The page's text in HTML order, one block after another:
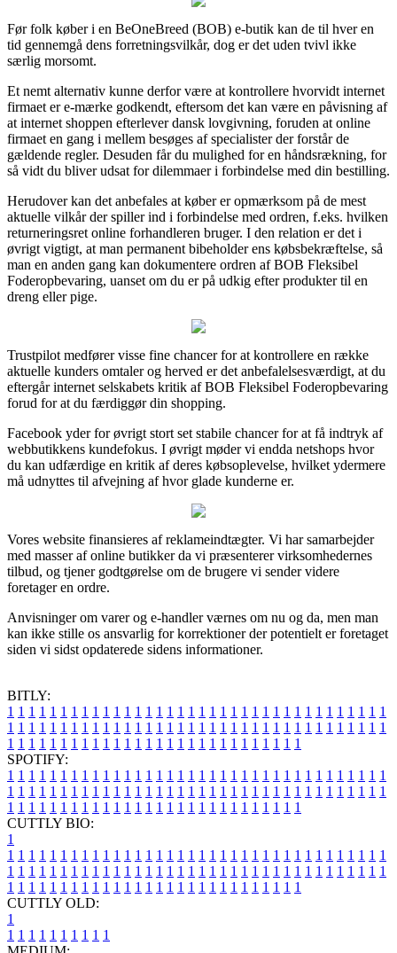
Før folk køber i en BeOneBreed (BOB) e-butik kan de til hver en
tid gennemgå dens forretningsvilkår, dog er det uden tvivl ikke
særlig morsomt.
Et nemt alternativ kunne derfor være at kontrollere hvorvidt internet
firmaet er e-mærke godkendt, eftersom det kan være en påvisning af
at internet shoppen efterlever dansk lovgivning, foruden at online
firmaet en gang i mellem besøges af specialister der forstår de
gældende regler. Desuden får du mulighed for en håndsrækning, for
så vidt du bliver udsat for dilemmaer i forbindelse med din bestilling.
Herudover kan det anbefales at køber er opmærksom på de mest
aktuelle vilkår der spiller ind i forbindelse med ordren, f.eks. hvilken
returneringsret online forhandleren bruger. I den relation er det i
øvrigt vigtigt, at man permanent bibeholder ens købsbekræftelse, så
man en anden gang kan dokumentere ordren af BOB Fleksibel
Foderopbevaring, uanset om du er på udkig efter produkter til en
dreng eller pige.
Trustpilot medfører visse fine chancer for at kontrollere en række
aktuelle kunders omtaler og herved er det anbefalelsesværdigt, at du
eftergår internet selskabets kritik af BOB Fleksibel Foderopbevaring
forud for at du færdiggør din shopping.
Facebook yder for øvrigt stort set stabile chancer for at få indtryk af
webbutikkens kundefokus. I øvrigt møder vi endda netshops hvor
du kan udfærdige en kritik af deres købsoplevelse, hvilket ydermere
må udnyttes til afvejning af hvor glade kunderne er.
Vores website finansieres af reklameindtægter. Vi har samarbejder
med masser af online butikker da vi præsenterer virksomhedernes
tilbud, og tjener godtgørelse om de brugere vi sender videre
foretager en ordre.
Anvisninger om varer og e-handler værnes om nu og da, men man
kan ikke stille os ansvarlig for korrektioner der potentielt er foretaget
siden vi sidst opdaterede sidens informationer.
BITLY:
1 1 1 1 1 1 1 1 1 1 1 1 1 1 1 1 1 1 1 1 1 1 1 1 1 1 1 1 1 1 1 1 1 1 1 1
1 1 1 1 1 1 1 1 1 1 1 1 1 1 1 1 1 1 1 1 1 1 1 1 1 1 1 1 1 1 1 1 1 1 1 1
1 1 1 1 1 1 1 1 1 1 1 1 1 1 1 1 1 1 1 1 1 1 1 1 1 1 1 1
SPOTIFY:
1 1 1 1 1 1 1 1 1 1 1 1 1 1 1 1 1 1 1 1 1 1 1 1 1 1 1 1 1 1 1 1 1 1 1 1
1 1 1 1 1 1 1 1 1 1 1 1 1 1 1 1 1 1 1 1 1 1 1 1 1 1 1 1 1 1 1 1 1 1 1 1
1 1 1 1 1 1 1 1 1 1 1 1 1 1 1 1 1 1 1 1 1 1 1 1 1 1 1 1
CUTTLY BIO:
1
1 1 1 1 1 1 1 1 1 1 1 1 1 1 1 1 1 1 1 1 1 1 1 1 1 1 1 1 1 1 1 1 1 1 1 1
1 1 1 1 1 1 1 1 1 1 1 1 1 1 1 1 1 1 1 1 1 1 1 1 1 1 1 1 1 1 1 1 1 1 1 1
1 1 1 1 1 1 1 1 1 1 1 1 1 1 1 1 1 1 1 1 1 1 1 1 1 1 1 1
CUTTLY OLD:
1
1 1 1 1 1 1 1 1 1 1